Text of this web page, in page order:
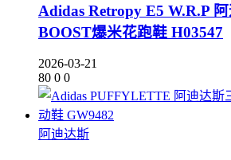
Adidas Retropy E5 W.R.P
BOOST爆米花跑鞋 H03547
2026-03-21
80 0 0
阿迪达斯